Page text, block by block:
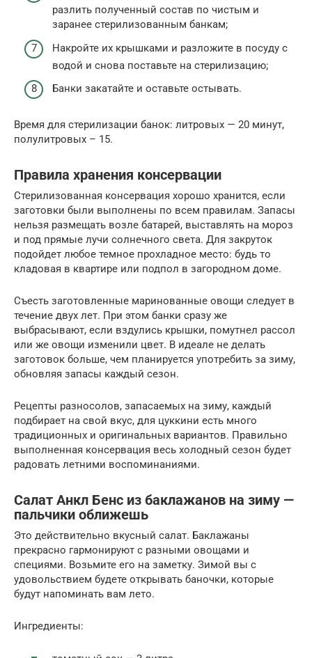
разлить полученный состав по чистым и
заранее стерилизованным банкам;
Накройте их крышками и разложите в посуду с
водой и снова поставьте на стерилизацию;
Банки закатайте и оставьте остывать.
Время для стерилизации банок: литровых — 20 минут,
полулитровых – 15.
Правила хранения консервации
Стерилизованная консервация хорошо хранится, если
заготовки были выполнены по всем правилам. Запасы
нельзя размещать возле батарей, выставлять на мороз
и под прямые лучи солнечного света. Для закруток
подойдет любое темное прохладное место: будь то
кладовая в квартире или подпол в загородном доме.
Съесть заготовленные маринованные овощи следует в
течение двух лет. При этом банки сразу же
выбрасывают, если вздулись крышки, помутнел рассол
или же овощи изменили цвет. В идеале не делать
заготовок больше, чем планируется употребить за зиму,
обновляя запасы каждый сезон.
Рецепты разносолов, запасаемых на зиму, каждый
подбирает на свой вкус, для цуккини есть много
традиционных и оригинальных вариантов. Правильно
выполненная консервация весь холодный сезон будет
радовать летними воспоминаниями.
Салат Анкл Бенс из баклажанов на зиму —
пальчики оближешь
Это действительно вкусный салат. Баклажаны
прекрасно гармонируют с разными овощами и
специями. Возьмите его на заметку. Зимой вы с
удовольствием будете открывать баночки, которые
будут напоминать вам лето.
Ингредиенты: